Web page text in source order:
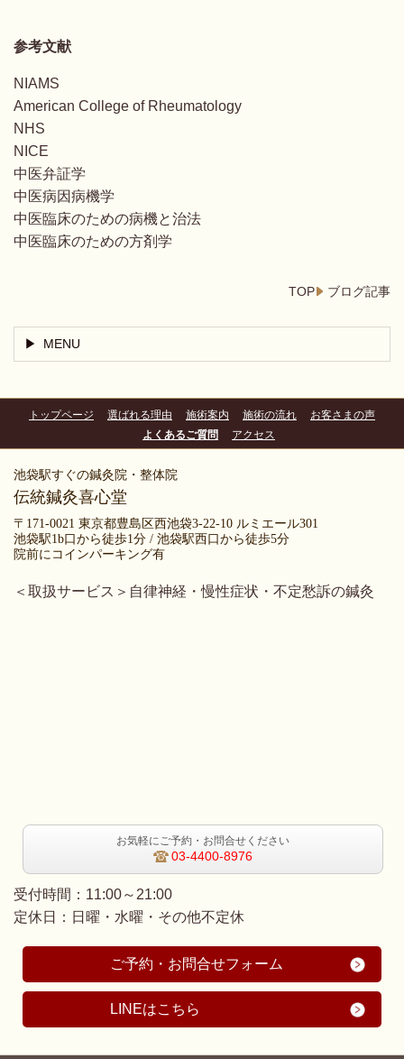
参考文献
NIAMS
American College of Rheumatology
NHS
NICE
中医弁証学
中医病因病機学
中医臨床のための病機と治法
中医臨床のための方剤学
TOP ブログ記事
MENU
トップページ 選ばれる理由 施術案内 施術の流れ
お客さまの声
よくあるご質問
アクセス
池袋駅すぐの鍼灸院・整体院
伝統鍼灸喜心堂
〒171-0021 東京都豊島区西池袋3-22-10 ルミエール301
池袋駅1b口から徒歩1分 / 池袋駅西口から徒歩5分
院前にコインパーキング有
＜取扱サービス＞ 自律神経・慢性症状・不定愁訴の鍼灸
お気軽にご予約・お問合せください
03-4400-8976
受付時間：11:00～21:00
定休日：日曜・水曜・その他不定休
ご予約・お問合せフォーム
LINEはこちら